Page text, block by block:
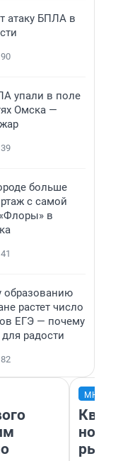
атаку БПЛА в
90
упали в поле
Омска —
39
больше
с самой
в
41
образованию
растет число
ЕГЭ — почему
радости
82
но